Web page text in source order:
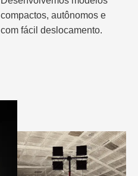
compactos, autônomos e
com fácil deslocamento.